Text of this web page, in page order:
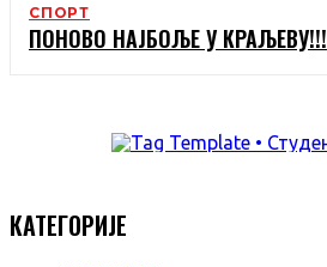
СПОРТ
ПОНОВО НАЈБОЉЕ У КРАЉЕВУ!!!
КАТЕГОРИЈЕ